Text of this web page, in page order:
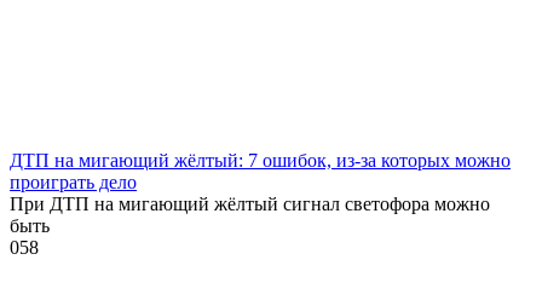
ДТП на мигающий жёлтый: 7 ошибок, из-за которых можно
проиграть дело
При ДТП на мигающий жёлтый сигнал светофора можно
быть
058